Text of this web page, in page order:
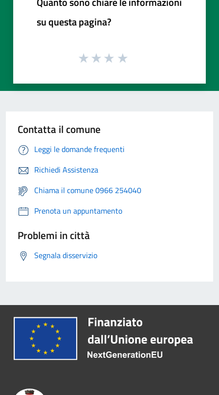
su questa pagina?
Contatta il comune
Leggi le domande frequenti
Richiedi Assistenza
Chiama il comune 0966 254040
Prenota un appuntamento
Problemi in città
Segnala disservizio